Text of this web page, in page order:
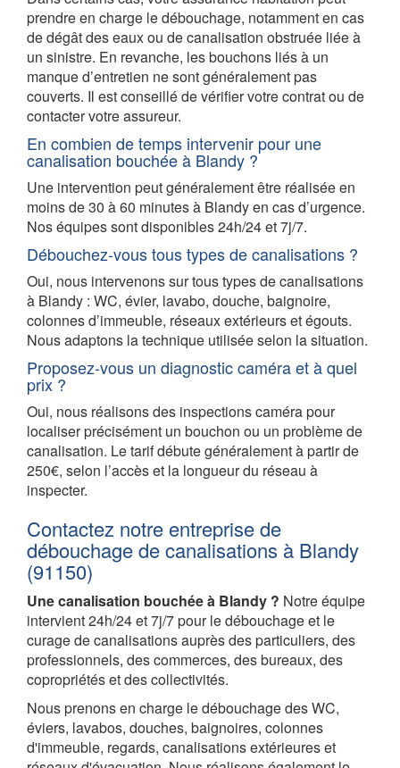
prendre en charge le débouchage, notamment en cas
de dégât des eaux ou de canalisation obstruée liée à
un sinistre. En revanche, les bouchons liés à un
manque d’entretien ne sont généralement pas
couverts. Il est conseillé de vérifier votre contrat ou de
contacter votre assureur.
En combien de temps intervenir pour une
canalisation bouchée à Blandy ?
Une intervention peut généralement être réalisée en
moins de 30 à 60 minutes à Blandy en cas d’urgence.
Nos équipes sont disponibles 24h/24 et 7j/7.
Débouchez-vous tous types de canalisations ?
Oui, nous intervenons sur tous types de canalisations
à Blandy : WC, évier, lavabo, douche, baignoire,
colonnes d’immeuble, réseaux extérieurs et égouts.
Nous adaptons la technique utilisée selon la situation.
Proposez-vous un diagnostic caméra et à quel
prix ?
Oui, nous réalisons des inspections caméra pour
localiser précisément un bouchon ou un problème de
canalisation. Le tarif débute généralement à partir de
250€, selon l’accès et la longueur du réseau à
inspecter.
Contactez notre entreprise de
débouchage de canalisations à Blandy
(91150)
Une canalisation bouchée à Blandy ? Notre équipe
intervient 24h/24 et 7j/7 pour le débouchage et le
curage de canalisations auprès des particuliers, des
professionnels, des commerces, des bureaux, des
copropriétés et des collectivités.
Nous prenons en charge le débouchage des WC,
éviers, lavabos, douches, baignoires, colonnes
d'immeuble, regards, canalisations extérieures et